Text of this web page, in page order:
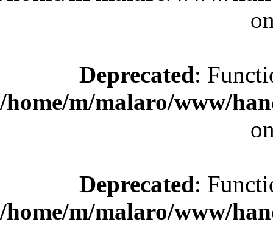
Deprecated:
/home/m/malaro/www/
Deprecated:
/home/m/malaro/www/